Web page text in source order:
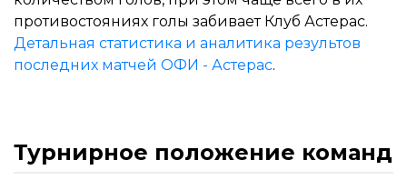
противостояниях голы забивает Клуб Астерас.
Детальная статистика и аналитика результов
последних матчей ОФИ - Астерас.
Турнирное положение команд